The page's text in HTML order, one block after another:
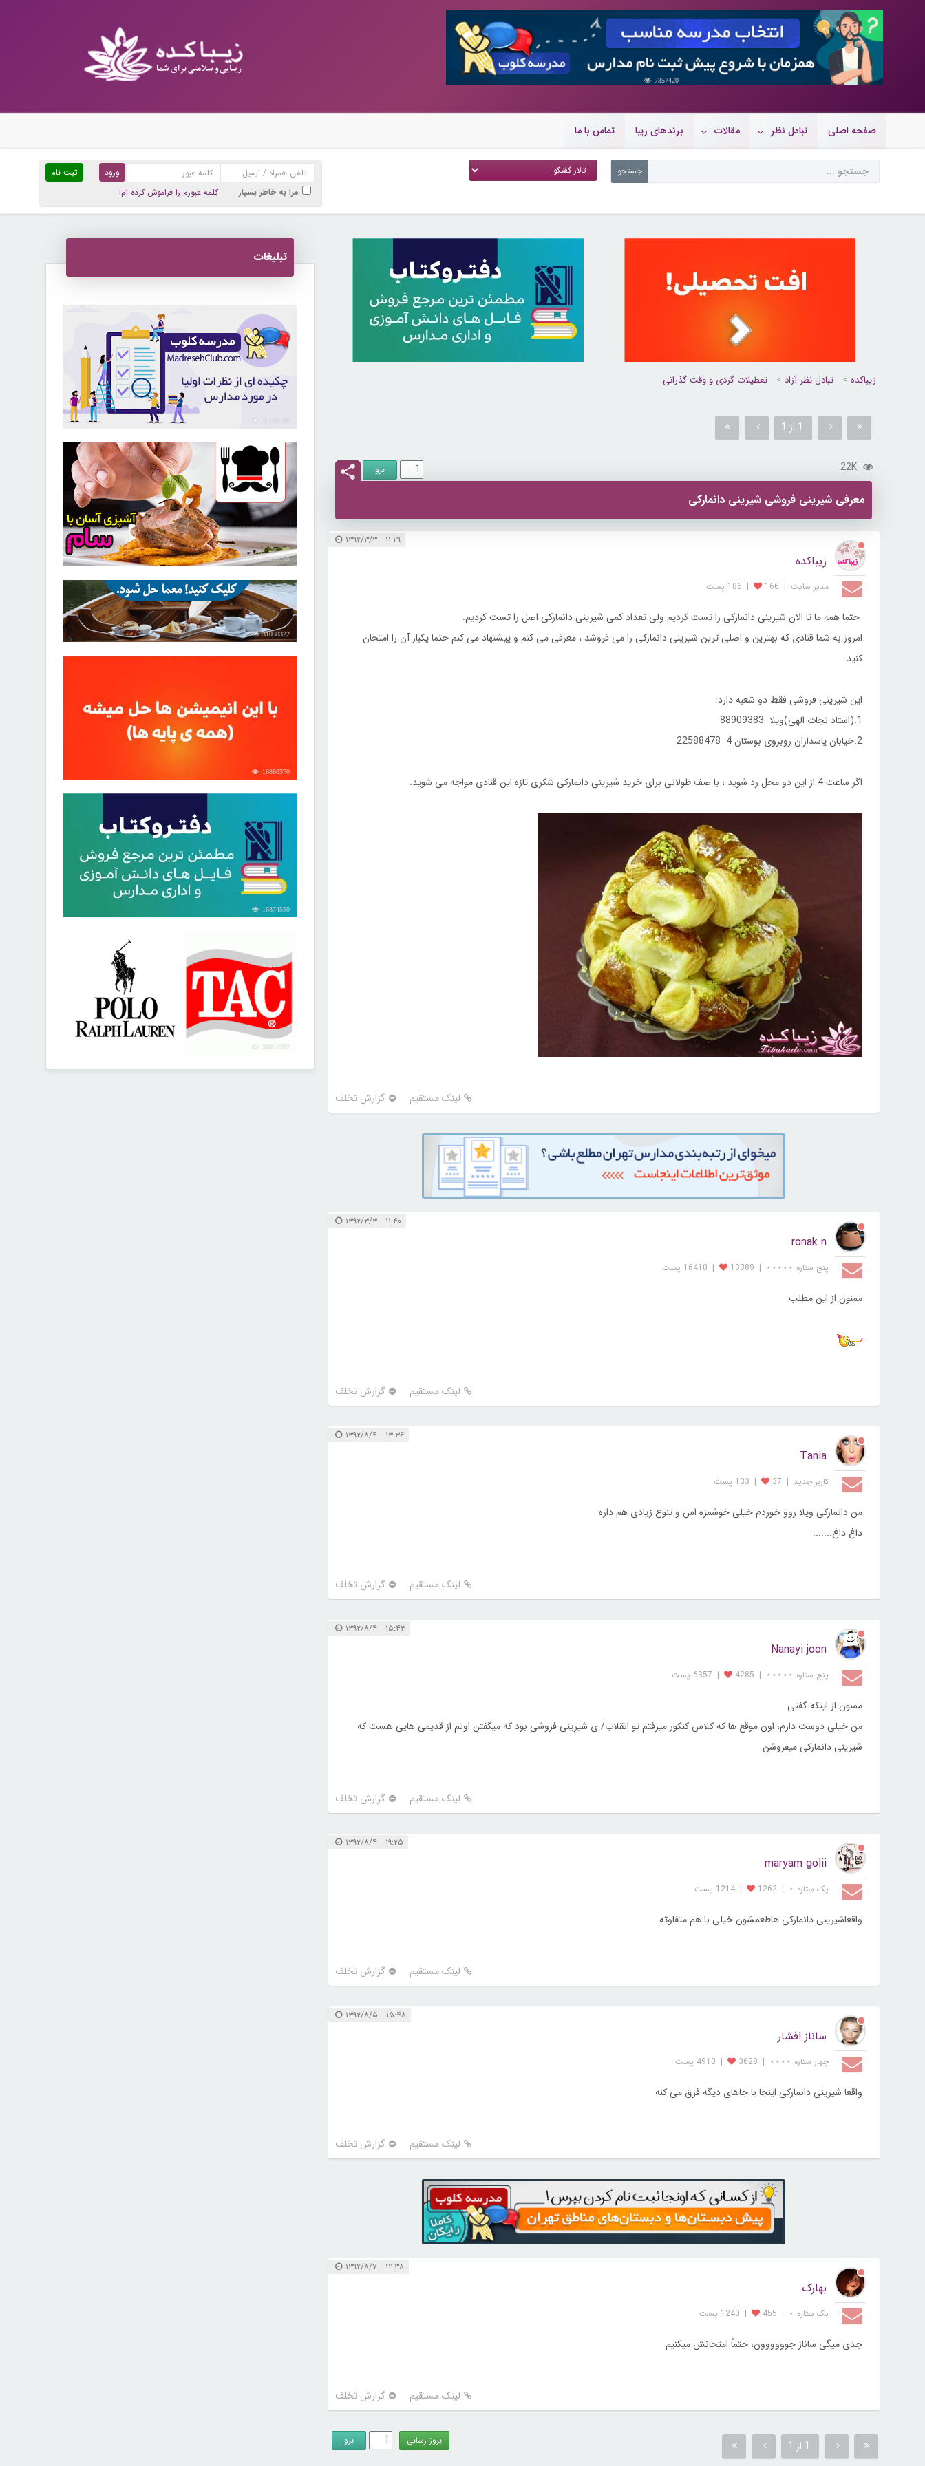
7357420
صفحه اصلی تبادل نظر مقالات برندهای زیبا تماس با ما
ثبت نام
مرا به خاطر بسپار
کلمه عبورم را فراموش کرده ام!
زیباکده تبادل نظر آزاد تعطیلات گردی و وقت گذرانی
1 از 1
22K
معرفی شیرینی فروشی شیرینی دانمارکی
۱۱:۲۹ ۱۳۹۲/۳/۳
زیباکده
مدیر سایت |
166
| 186 پست
حتما همه ما تا الان شیرینی دانمارکی را تست کردیم ولی تعداد کمی شیرینی دانمارکی اصل را تست کردیم.
امروز به شما قنادی که بهترین و اصلی ترین شیرینی دانمارکی را می فروشد ، معرفی می کنم و پیشنهاد می کنم حتما یکبار آن را امتحان
کنید.
این شیرینی فروشی فقط دو شعبه دارد:
1.(استاد نجات الهی)ویلا 88909383
2.خیابان پاسداران روبروی بوستان 4 22588478
اگر ساعت 4 از این دو محل رد شوید ، با صف طولانی برای خرید شیرینی دانمارکی شکری تازه این قنادی مواجه می شوید.
لینک مستقیم گزارش تخلف
۱۱:۴۰ ۱۳۹۲/۳/۳
ronak n
پنج ستاره ⋆⋆⋆⋆⋆ |
13389
| 16410 پست
ممنون از این مطلب
لینک مستقیم گزارش تخلف
۱۳:۳۶ ۱۳۹۲/۸/۴
Tania
کاربر جديد |
37
| 133 پست
من دانمارکی ویلا روو خوردم خیلی خوشمزه اس و تنوع زیادی هم داره
داغ داغ.......
لینک مستقیم گزارش تخلف
۱۵:۴۳ ۱۳۹۲/۸/۴
Nanayi joon
پنج ستاره ⋆⋆⋆⋆⋆ |
4285
| 6357 پست
ممنون از اینکه گفتی
من خیلی دوست دارم، اون موقع ها که کلاس کنکور میرفتم تو انقلاب/ ی شیرینی فروشی بود که میگفتن اونم از قدیمی هایی هست که
شیرینی دانمارکی میفروشن
لینک مستقیم گزارش تخلف
۱۹:۲۵ ۱۳۹۲/۸/۴
maryam golii
یک ستاره ⋆ |
1262
| 1214 پست
واقعاشیرینی دانمارکی هاطعمشون خیلی با هم متفاوته
لینک مستقیم گزارش تخلف
۱۵:۴۸ ۱۳۹۲/۸/۵
ساناز افشار
چهار ستاره ⋆⋆⋆⋆ |
3628
| 4913 پست
واقعا شیرینی دانمارکی اینجا با جاهای دیگه فرق می کنه
لینک مستقیم گزارش تخلف
۱۲:۳۸ ۱۳۹۲/۸/۷
بهارک
یک ستاره ⋆ |
455
| 1240 پست
جدی میگی ساناز جوووووون، حتماً امتحانش میکنیم
لینک مستقیم گزارش تخلف
1 از 1
تبلیغات
30253165
31038322
16866370
16874550